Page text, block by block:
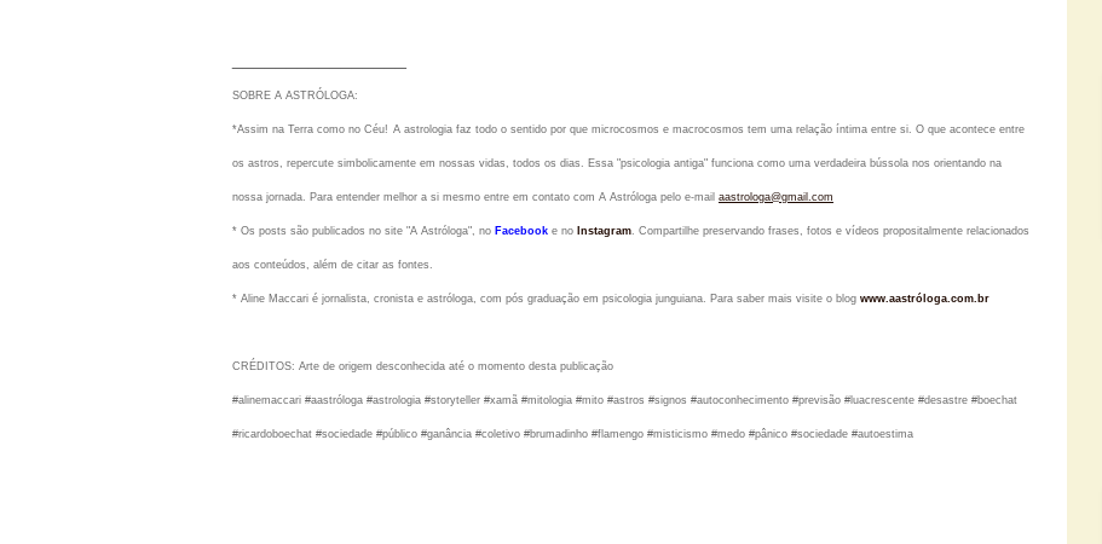
SOBRE A ASTRÓLOGA:
*Assim na Terra como no Céu! A astrologia faz todo o sentido por que microcosmos e macrocosmos tem uma relação íntima entre si. O que acontece entre
os astros, repercute simbolicamente em nossas vidas, todos os dias. Essa "psicologia antiga" funciona como uma verdadeira bússola nos orientando na
nossa jornada. Para entender melhor a si mesmo entre em contato com A Astróloga pelo e-mail aastrologa@gmail.com
* Os posts são publicados no site "A Astróloga", no Facebook e no Instagram Compartilhe preservando frases, fotos e vídeos propositalmente relacionados
aos conteúdos, além de citar as fontes.
* Aline Maccari é jornalista, cronista e astróloga, com pós graduação em psicologia junguiana. Para saber mais visite o blog www.aastróloga.com.br
CRÉDITOS: Arte de origem desconhecida até o momento desta publicação
#alinemaccari #aastróloga #astrologia #storyteller #xamã #mitologia #mito #astros #signos #autoconhecimento #previsão #luacrescente #desastre #boechat
#ricardoboechat #sociedade #público #ganância #coletivo #brumadinho #flamengo #misticismo #medo #pânico #sociedade #autoestima